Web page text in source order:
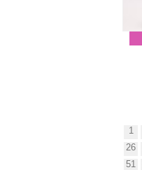
1
26
51